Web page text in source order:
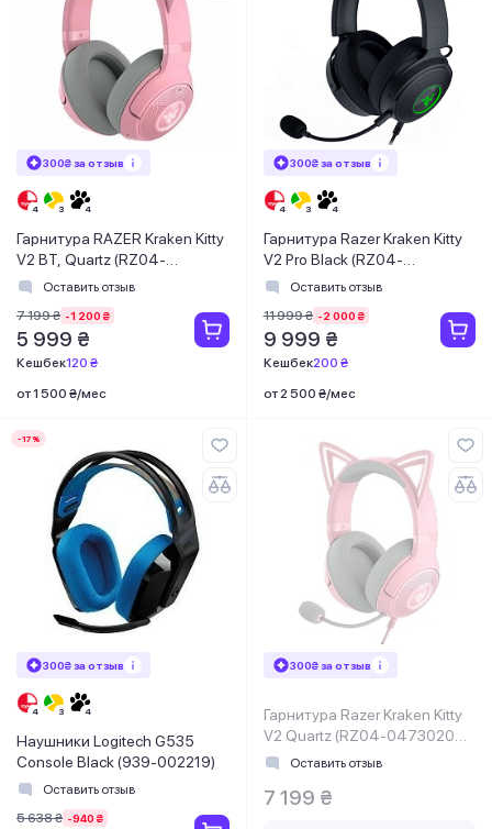
300₴ за отзыв
Гарнитура RAZER Kraken Kitty
V2 BT, Quartz (RZ04-
04860100-R3M1)
Оставить отзыв
7 199 ₴ -1 200 ₴
5 999 ₴
Кешбек120 ₴
от 1 500 ₴/мес
300₴ за отзыв
Гарнитура Razer Kraken Kitty
V2 Pro Black (RZ04-
04510100-R3M1)
Оставить отзыв
11 999 ₴ -2 000 ₴
9 999 ₴
Кешбек200 ₴
от 2 500 ₴/мес
-17%
300₴ за отзыв
Наушники Logitech G535
Console Black (939-002219)
Оставить отзыв
5 638 ₴ -940 ₴
300₴ за отзыв
Гарнитура Razer Kraken Kitty
V2 Quartz (RZ04-04730200-
R3M1)Оставить отзыв
7 199 ₴